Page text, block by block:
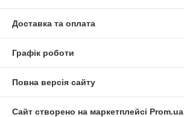
Доставка та оплата
Графік роботи
Повна версія сайту
Сайт створено на маркетплейсі Prom.ua